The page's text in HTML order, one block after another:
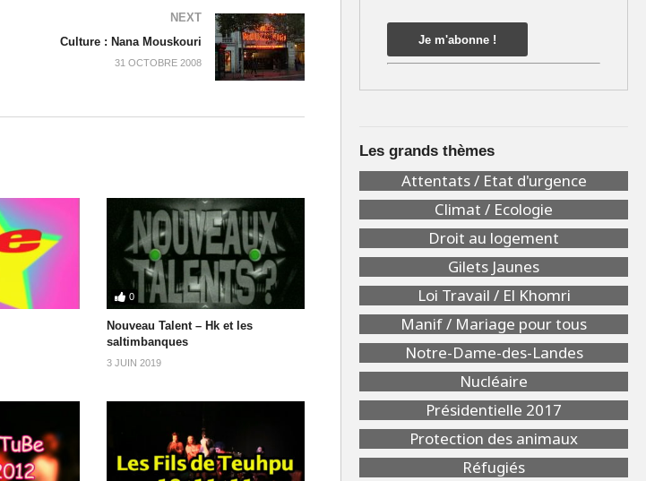
NEXT
Culture : Nana Mouskouri
31 OCTOBRE 2008
0
Nouveau Talent – Hk et les
saltimbanques
3 JUIN 2019
Les grands thèmes
Attentats / Etat d'urgence
Climat / Ecologie
Droit au logement
Gilets Jaunes
Loi Travail / El Khomri
Manif / Mariage pour tous
Notre-Dame-des-Landes
Nucléaire
Présidentielle 2017
Protection des animaux
Réfugiés